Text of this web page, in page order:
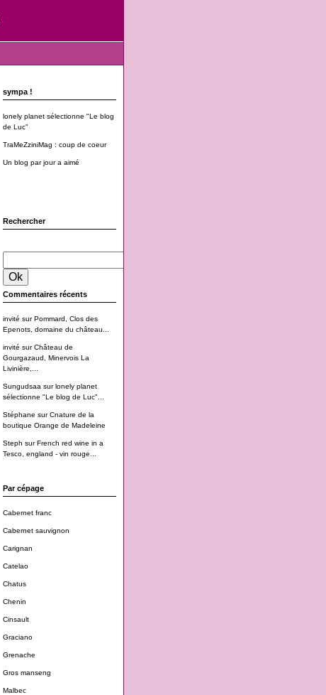
sympa !
lonely planet sélectionne "Le blog
de Luc"
TraMeZziniMag : coup de coeur
Un blog par jour a aimé
Rechercher
Commentaires récents
invité surPommard, Clos des
Epenots, domaine du château...
invité surChâteau de
Gourgazaud, Minervois La
Livinière,...
Sungudsaa surlonely planet
sélectionne "Le blog de Luc"...
Stéphane surCnature de la
boutique Orange de Madeleine
Steph surFrench red wine in a
Tesco, england - vin rouge...
Par cépage
Cabernet franc
Cabernet sauvignon
Carignan
Catelao
Chatus
Chenin
Cinsault
Graciano
Grenache
Gros manseng
Malbec